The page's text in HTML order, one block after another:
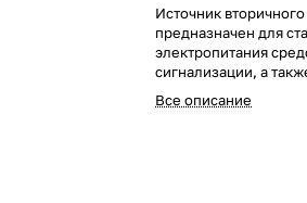
Источник
предназначен для
электропитания
сигнализации, а
Все описание